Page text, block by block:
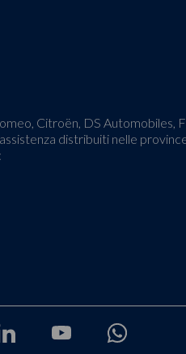
Citroën, DS
distribuiti nelle